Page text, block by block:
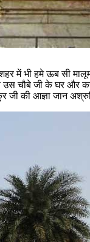
में भी हमे ऊब सी
उस चौबे जी के घर
की आज्ञा जान